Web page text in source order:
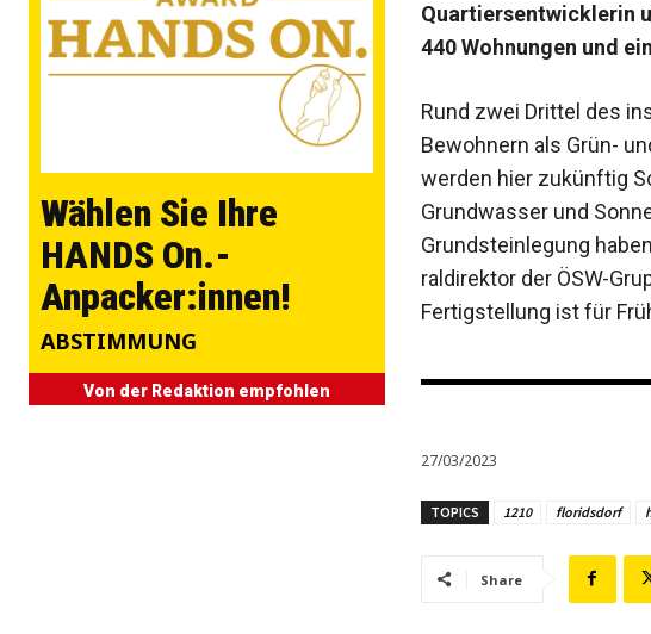
Wählen Sie Ihre
HANDS On.-
Anpacker:innen!
ABSTIMMUNG
Von der Redaktion empfohlen
Quartiersentwicklerin
440 Wohnungen und
Rund zwei Drittel des
Bewohnern als Grün-
werden hier zukünftig
Grundwasser und
Grundsteinlegung
raldirektor der ÖSW-
Fertigstellung ist für
27/03/2023
TOPICS 1210 floridsdorf
Share